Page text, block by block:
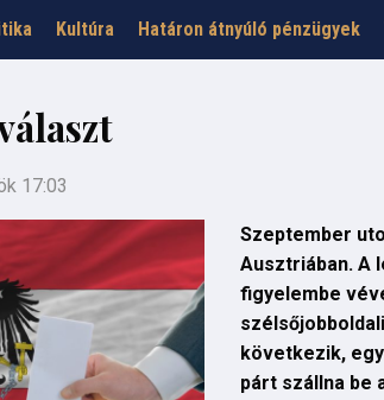
Kultúra Határon átnyúló pénzügyek
17:03
Szeptember
Ausztriában. A
figyelembe
következik,
párt szállna be